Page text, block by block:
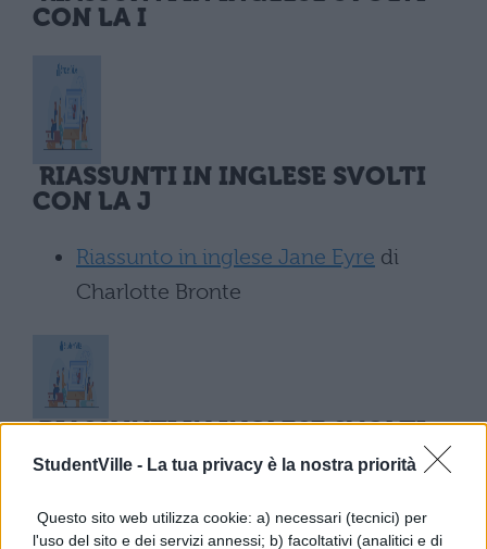
StudentVille - La tua privacy è la nostra priorità
Questo sito web utilizza cookie: a) necessari (tecnici) per
l'uso del sito e dei servizi annessi; b) facoltativi (analitici e di
CON LA I
RIASSUNTI IN INGLESE SVOLTI
CON LA J
Riassunto in inglese Jane Eyre di
Charlotte Bronte
RIASSUNTI IN INGLESE SVOLTI
CON LA K